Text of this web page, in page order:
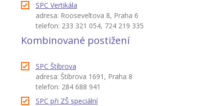
SPC Vertikála
adresa: Rooseveltova 8, Praha 6
telefon: 233 321 054, 724 219 335
Kombinované postižení
SPC Štíbrova
adresa: Štíbrova 1691, Praha 8
telefon: 284 688 941
SPC při ZŠ speciální